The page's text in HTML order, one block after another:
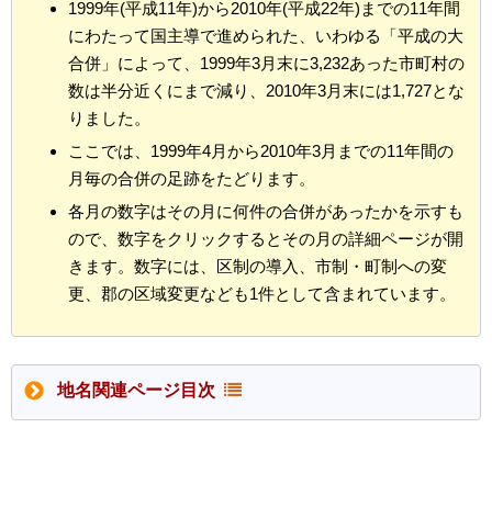
1999年(平成11年)から2010年(平成22年)までの11年間
にわたって国主導で進められた、いわゆる「平成の大
合併」によって、1999年3月末に3,232あった市町村の
数は半分近くにまで減り、2010年3月末には1,727とな
りました。
ここでは、1999年4月から2010年3月までの11年間の
月毎の合併の足跡をたどります。
各月の数字はその月に何件の合併があったかを示すも
ので、数字をクリックするとその月の詳細ページが開
きます。数字には、区制の導入、市制・町制への変
更、郡の区域変更なども1件として含まれています。
地名関連ページ目次